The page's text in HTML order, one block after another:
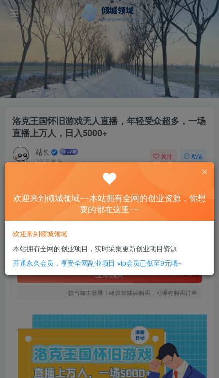
洛克王国怀旧游戏无人直播，年轻受众超多，一场
直播上万人，日入5000+
站长
2年前发布
关注 私信
洛克王国怀旧游戏无人直播，年轻受众超多，一场直播上万人，日入5000+
此内容为付费资源，请付费后查看
SVIP全站会员 免费
立即购买
您当前未登录！建议登陆后购买，可保存购买订单
欢迎来到倾城领域~~本站拥有全网的创业资源，你想
要的都在这里~~
欢迎来到倾城领域
本站拥有全网的创业项目，实时采集更新创业项目资源
开通永久会员，享受全网副业项目 vip会员已低至9元哦~